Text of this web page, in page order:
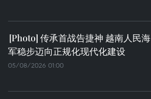
传承首战告捷神 越南人民海
军稳步迈向正规化现代化建设
05/08/2026 01:00